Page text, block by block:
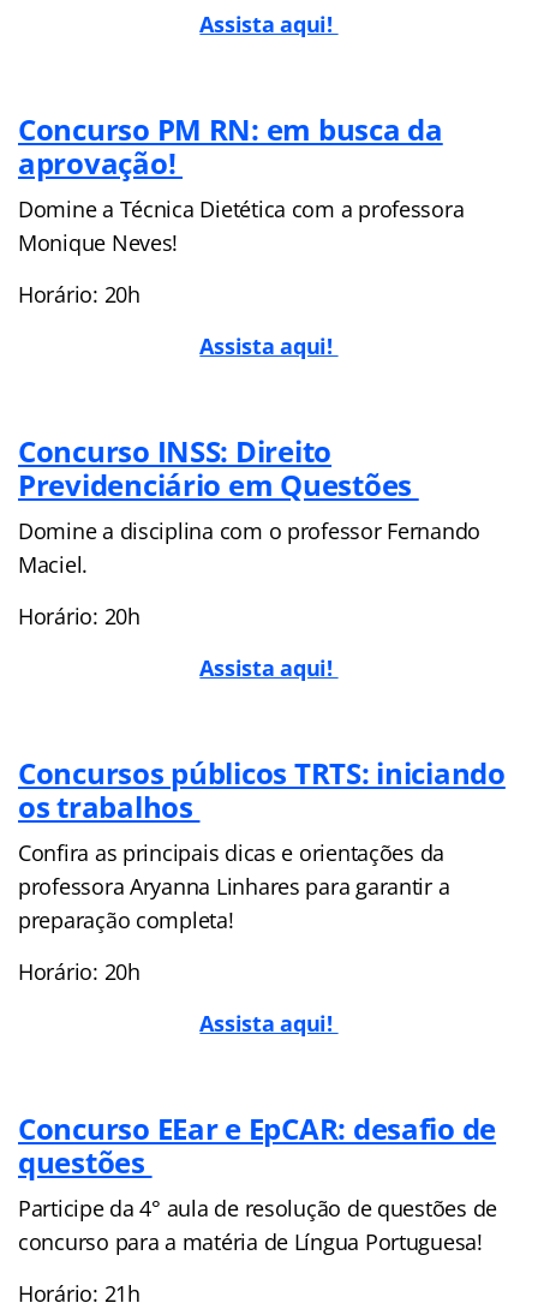
Assista aqui!
Concurso PM RN: em busca da
aprovação!
Domine a Técnica Dietética com a professora
Monique Neves!
Horário: 20h
Assista aqui!
Concurso INSS: Direito
Previdenciário em Questões
Domine a disciplina com o professor Fernando
Maciel.
Horário: 20h
Assista aqui!
Concursos públicos TRTS: iniciando
os trabalhos
Confira as principais dicas e orientações da
professora Aryanna Linhares para garantir a
preparação completa!
Horário: 20h
Assista aqui!
Concurso EEar e EpCAR: desafio de
questões
Participe da 4° aula de resolução de questões de
concurso para a matéria de Língua Portuguesa!
Horário: 21h